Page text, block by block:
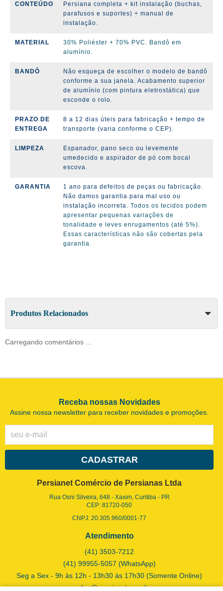
CONTEÚDO Persiana completa + kit instalação (buchas,
parafusos e suportes) + manual de
instalação.
MATERIAL
30% Poliéster + 70% PVC. Bandô em
alumínio.
BANDÔ
Não esqueça de escolher o modelo de bandô
conforme a sua janela. Acabamento superior
de alumínio (com pintura eletrostática) que
esconde o rolo.
PRAZO DE
ENTREGA
8 a 12 dias úteis para fabricação + tempo de
transporte (varia conforme o CEP).
LIMPEZA
Espanador, pano seco ou levemente
umedecido e aspirador de pó com bocal
escova.
GARANTIA
1 ano para defeitos de peças ou fabricação.
Não damos garantia para mal uso ou
instalação incorreta. Todos os tecidos podem
apresentar pequenas variações de
tonalidade e leves enrugamentos (até 5%).
Essas características não são cobertas pela
garantia.
Produtos Relacionados
Carregando comentários ...
Receba nossas Novidades
Assine nossa newsletter para receber novidades e promoções.
CADASTRAR
Persianet Comércio de Persianas Ltda
Rua Osni Silveira, 648- Xaxim, Curitiba- PR
CEP: 81720-050
CNPJ: 20.305.960/0001-77
Atendimento
(41) 3503-7212
(41) 99955-5057 (WhatsApp)
Seg a Sex - 9h às 12h - 13h30 às 17h30 (Somente Online)
vendas@persianet.com.br